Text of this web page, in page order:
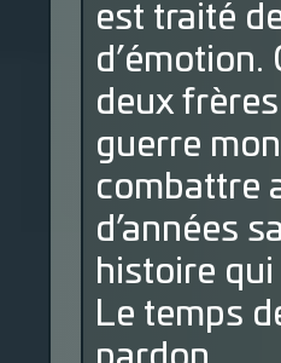
est traité
d’émotion.
deux
guerre
combattre
d’années
histoire
Le temps